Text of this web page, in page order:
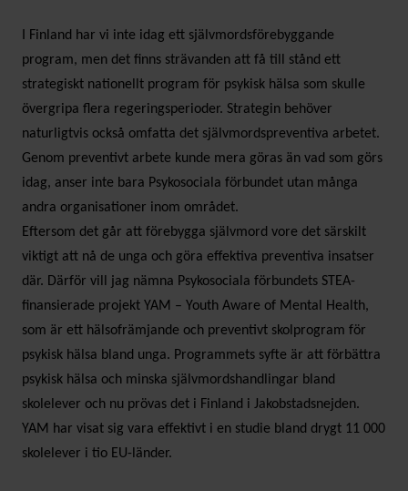
I Finland har vi inte idag ett självmordsförebyggande
program, men det finns strävanden att få till stånd ett
strategiskt nationellt program för psykisk hälsa som skulle
övergripa flera regeringsperioder. Strategin behöver
naturligtvis också omfatta det självmordspreventiva arbetet.
Genom preventivt arbete kunde mera göras än vad som görs
idag, anser inte bara Psykosociala förbundet utan många
andra organisationer inom området.
Eftersom det går att förebygga självmord vore det särskilt
viktigt att nå de unga och göra effektiva preventiva insatser
där. Därför vill jag nämna Psykosociala förbundets STEA-
finansierade projekt YAM – Youth Aware of Mental Health,
som är ett hälsofrämjande och preventivt skolprogram för
psykisk hälsa bland unga. Programmets syfte är att förbättra
psykisk hälsa och minska självmordshandlingar bland
skolelever och nu prövas det i Finland i Jakobstadsnejden.
YAM har visat sig vara effektivt i en studie bland drygt 11 000
skolelever i tio EU-länder.